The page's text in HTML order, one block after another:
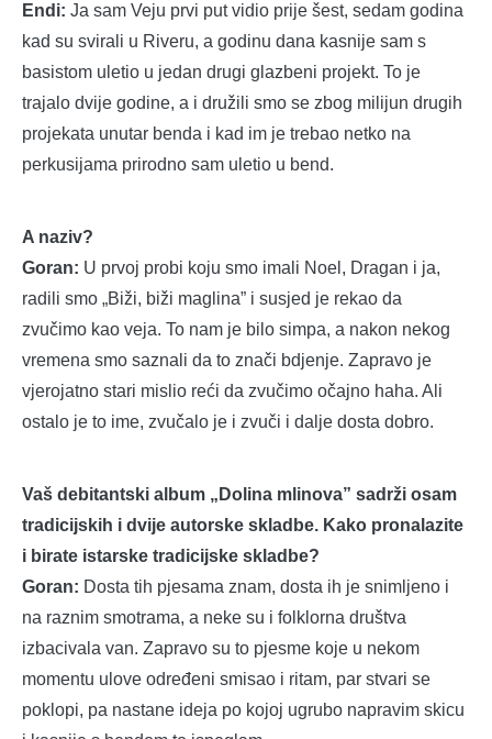
Endi: Ja sam Veju prvi put vidio prije šest, sedam godina
kad su svirali u Riveru, a godinu dana kasnije sam s
basistom uletio u jedan drugi glazbeni projekt. To je
trajalo dvije godine, a i družili smo se zbog milijun drugih
projekata unutar benda i kad im je trebao netko na
perkusijama prirodno sam uletio u bend.
A naziv?
Goran: U prvoj probi koju smo imali Noel, Dragan i ja,
radili smo „Biži, biži maglina” i susjed je rekao da
zvučimo kao veja. To nam je bilo simpa, a nakon nekog
vremena smo saznali da to znači bdjenje. Zapravo je
vjerojatno stari mislio reći da zvučimo očajno haha. Ali
ostalo je to ime, zvučalo je i zvuči i dalje dosta dobro.
Vaš debitantski album „Dolina mlinova” sadrži osam
tradicijskih i dvije autorske skladbe. Kako pronalazite
i birate istarske tradicijske skladbe?
Goran: Dosta tih pjesama znam, dosta ih je snimljeno i
na raznim smotrama, a neke su i folklorna društva
izbacivala van. Zapravo su to pjesme koje u nekom
momentu ulove određeni smisao i ritam, par stvari se
poklopi, pa nastane ideja po kojoj ugrubo napravim skicu